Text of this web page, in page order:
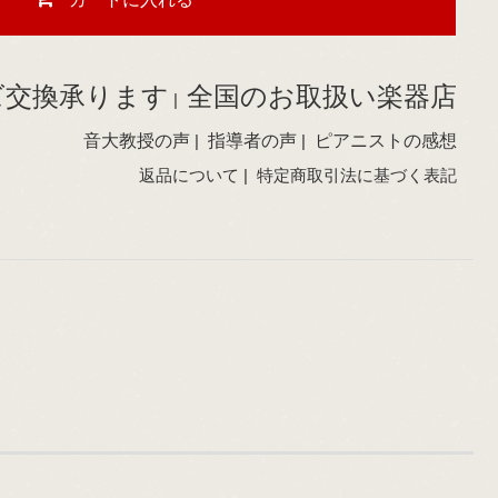
換承ります | 全国のお取扱い楽器店
音大教授の声 | 指導者の声 |
ピアニストの感想
返品について | 特定商取引法に基づく表記